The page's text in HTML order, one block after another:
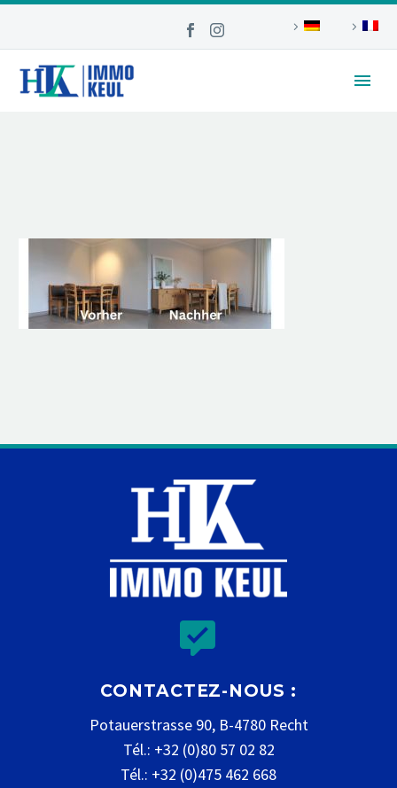


CONTACTEZ-NOUS :
Potauerstrasse 90, B-4780 Recht
Tél.: +32 (0)80 57 02 82
Tél.: +32 (0)475 462 668